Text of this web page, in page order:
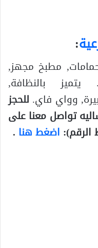
:
مطبخ مجهز,
بالنظافة,
وواي فاي. للحجز
تواصل معنا على
اضغط هنا .